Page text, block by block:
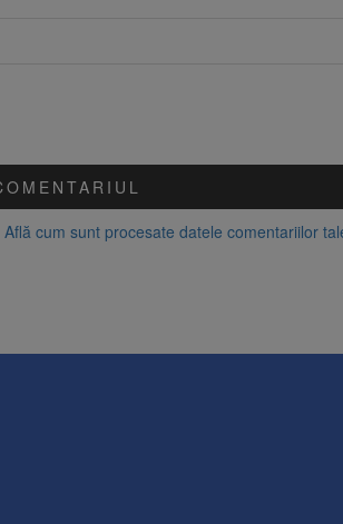
Află cum sunt procesate datele comentariilor